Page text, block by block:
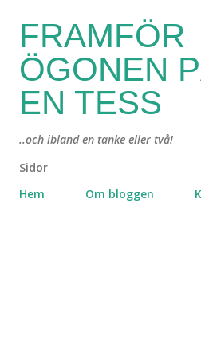
Fortsätt till
FRAMFÖR
ÖGONEN
EN TESS
..och ibland en tanke eller två!
Sidor
Hem
Om bloggen